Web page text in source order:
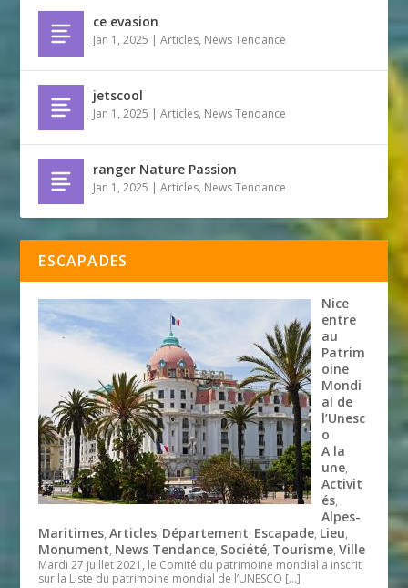
ce evasion
Jan 1, 2025 |Articles, News Tendance
jetscool
Jan 1, 2025 |Articles, News Tendance
ranger Nature Passion
Jan 1, 2025 |Articles, News Tendance
ESCAPADES
Nice
entre
au
Patrim
oine
Mondi
al de
l’Unesc
o
A la
une,
Activit
és,
Alpes-
Maritimes,Articles, Département, Escapade, Lieu,
Monument, News Tendance, Société, Tourisme,Ville
Mardi 27 juillet 2021, le Comité du patrimoine mondial a inscrit
sur la Liste du patrimoine mondial de l’UNESCO […]